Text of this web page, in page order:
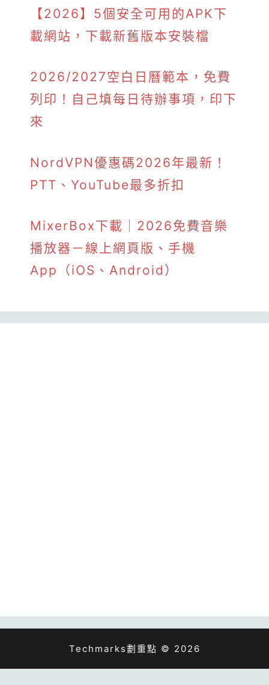
【2026】5個安全可用的APK下
載網站，下載新舊版本安裝檔
2026/2027空白日曆範本，免費
列印！自己填每日待辦事項，印下
來
NordVPN優惠碼2026年最新！
PTT、YouTube最多折扣
MixerBox下載｜2026免費音樂
播放器－線上網頁版、手機
App（iOS、Android）
Techmarks劃重點 © 2026